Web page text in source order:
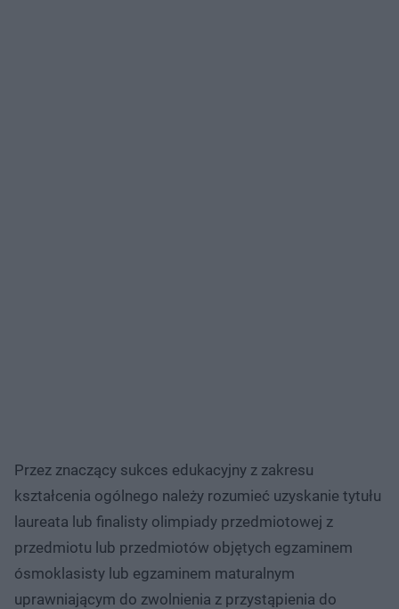
Przez znaczący sukces edukacyjny z zakresu
kształcenia ogólnego należy rozumieć uzyskanie tytułu
laureata lub finalisty olimpiady przedmiotowej z
przedmiotu lub przedmiotów objętych egzaminem
ósmoklasisty lub egzaminem maturalnym
uprawniającym do zwolnienia z przystąpienia do